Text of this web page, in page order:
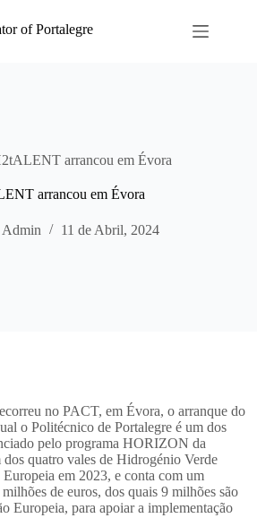
of Portalegre
arrancou em Évora
arrancou em Évora
11 de Abril, 2024
no PACT, em Évora, o arranque do
o Politécnico de Portalegre é um dos
pelo programa HORIZON da
quatro vales de Hidrogénio Verde
em 2023, e conta com um
de euros, dos quais 9 milhões são
Europeia, para apoiar a implementação